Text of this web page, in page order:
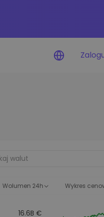
optymalne wyniki
Wolumen 24h Wykres
16.6B €